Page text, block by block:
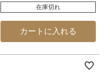
在庫切れ
カートに入れる